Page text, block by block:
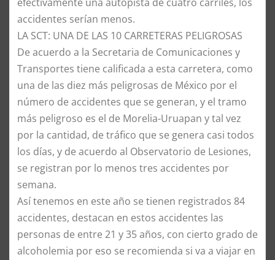
accidentes serían menos.
LA SCT: UNA DE LAS 10 CARRETERAS PELIGROSAS
De acuerdo a la Secretaria de Comunicaciones y
Transportes tiene calificada a esta carretera, como
una de las diez más peligrosas de México por el
número de accidentes que se generan, y el tramo
más peligroso es el de Morelia-Uruapan y tal vez
por la cantidad, de tráfico que se genera casi todos
los días, y de acuerdo al Observatorio de Lesiones,
se registran por lo menos tres accidentes por
semana.
Así tenemos en este año se tienen registrados 84
accidentes, destacan en estos accidentes las
personas de entre 21 y 35 años, con cierto grado de
alcoholemia por eso se recomienda si va a viajar en